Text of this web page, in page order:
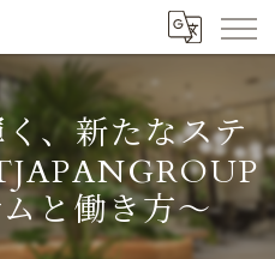
、新たなステ
と働き方～